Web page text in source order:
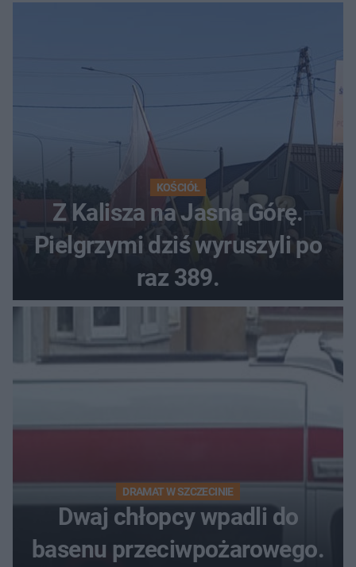
KOŚCIÓŁ
Z Kalisza na Jasną Górę.
Pielgrzymi dziś wyruszyli po
raz 389.
DRAMAT W SZCZECINIE
Dwaj chłopcy wpadli do
basenu przeciwpożarowego.